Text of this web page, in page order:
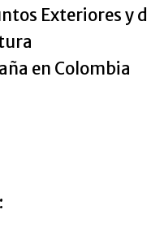
Exteriores y
en Colombia